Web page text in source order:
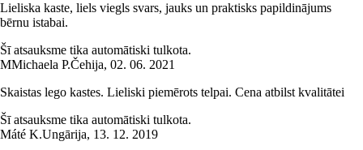
Lieliska kaste, liels viegls svars, jauks un praktisks papildinājums
bērnu istabai.
Šī atsauksme tika automātiski tulkota.
MMichaela P.Čehija, 02. 06. 2021
Skaistas lego kastes. Lieliski piemērots telpai. Cena atbilst kvalitātei
Šī atsauksme tika automātiski tulkota.
Máté K.Ungārija, 13. 12. 2019